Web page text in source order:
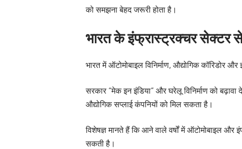
को समझना बेहद जरूरी होता है।
भारत के इंफ्रास्ट्रक्चर सेक्टर से
भारत में ऑटोमोबाइल विनिर्माण, औद्योगिक कॉरिडोर
सरकार “मेक इन इंडिया” और घरेलू विनिर्माण को
औद्योगिक सप्लाई कंपनियों को मिल सकता है।
विशेषज्ञ मानते हैं कि आने वाले वर्षों में ऑटोमोबाइल
सकती है।